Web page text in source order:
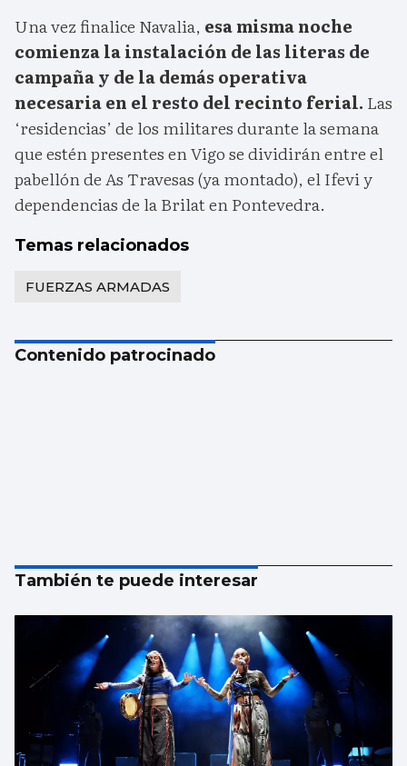
Una vez finalice Navalia, esa misma noche
comienza la instalación de las literas de
campaña y de la demás operativa
necesaria en el resto del recinto ferial. Las
‘residencias’ de los militares durante la semana
que estén presentes en Vigo se dividirán entre el
pabellón de As Travesas (ya montado), el Ifevi y
dependencias de la Brilat en Pontevedra.
Temas relacionados
FUERZAS ARMADAS
Contenido patrocinado
También te puede interesar